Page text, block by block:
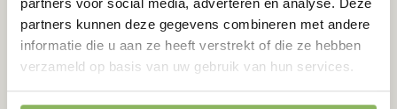
partners kunnen deze gegevens combineren met andere
informatie die u aan ze heeft verstrekt of die ze hebben
verzameld op basis van uw gebruik van hun services.
Plaats de bevestigingshaken langs de randen van het
kunstgras.
Druk de haken door het kunstgras heen in de ondergrond
(bij voorkeur met een rubber hamer).
Controleer of alle randen goed vastzitten.